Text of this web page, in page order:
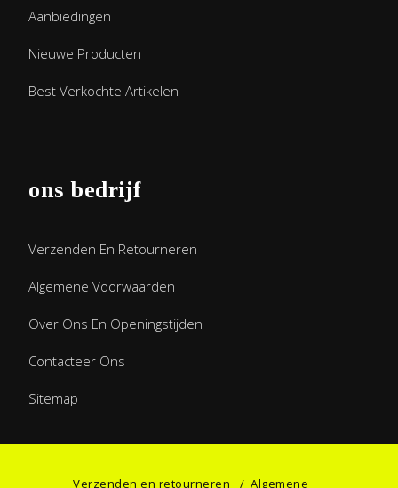
Aanbiedingen
Nieuwe Producten
Best Verkochte Artikelen
ons bedrijf
Verzenden En Retourneren
Algemene Voorwaarden
Over Ons En Openingstijden
Contacteer Ons
Sitemap
Verzenden en retourneren /Algemene